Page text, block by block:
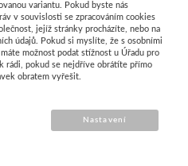
variantu. Pokud byste nás
v souvislosti se zpracováním cookies
jejíž stránky procházíte, nebo na
údajů. Pokud si myslíte, že s osobními
možnost podat stížnost u Úřadu pro
rádi, pokud se nejdříve obrátíte přímo
obratem vyřešit.
Nastavení